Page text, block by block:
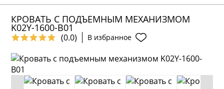
КРОВАТЬ С ПОДЪЕМНЫМ МЕХАНИЗМОМ
K02Y-1600-B01
(0.0) В избранное